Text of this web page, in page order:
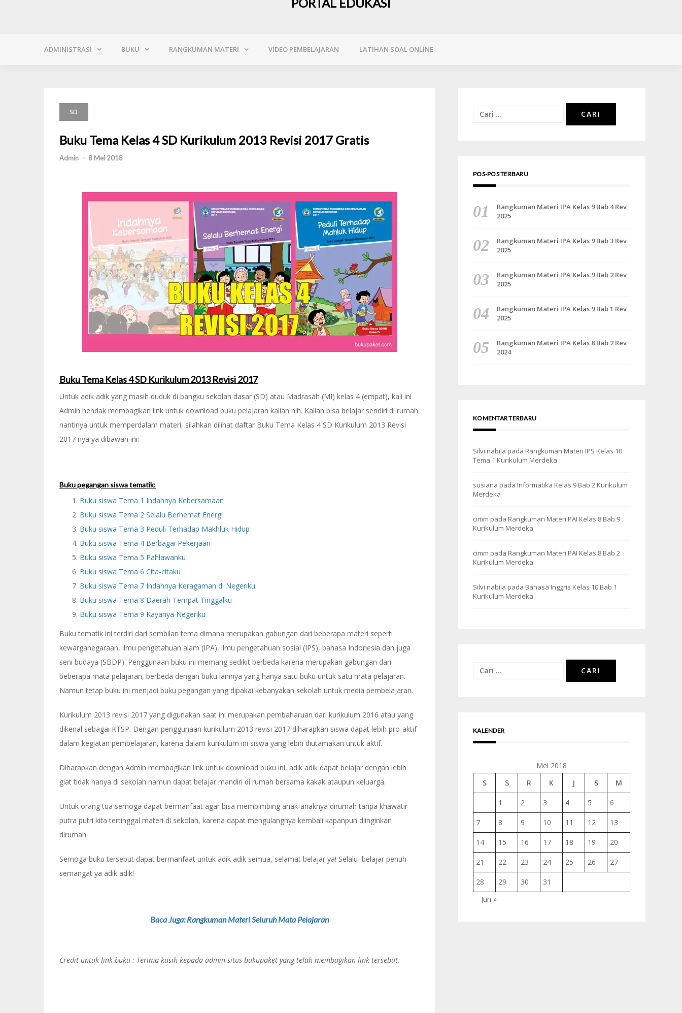
ADMINISTRASI BUKU RANGKUMAN MATERI VIDEO PEMBELAJARAN LATIHAN SOAL ONLINE
SD
Buku Tema Kelas 4 SD Kurikulum 2013 Revisi 2017 Gratis
Admin - 8 Mei 2018
Buku Tema Kelas 4 SD Kurikulum 2013 Revisi 2017
Untuk adik adik yang masih duduk di bangku sekolah dasar (SD) atau Madrasah (MI) kelas 4 (empat), kali ini
Admin hendak membagikan link untuk download buku pelajaran kalian nih. Kalian bisa belajar sendiri di rumah
nantinya untuk memperdalam materi, silahkan dilihat daftar Buku Tema Kelas 4 SD Kurikulum 2013 Revisi
2017 nya ya dibawah ini:
Buku pegangan siswa tematik:
Buku siswa Tema 1 Indahnya Kebersamaan
Buku siswa Tema 2 Selalu Berhemat Energi
Buku siswa Tema 3 Peduli Terhadap Makhluk Hidup
Buku siswa Tema 4 Berbagai Pekerjaan
Buku siswa Tema 5 Pahlawanku
Buku siswa Tema 6 Cita-citaku
Buku siswa Tema 7 Indahnya Keragaman di Negeriku
Buku siswa Tema 8 Daerah Tempat Tinggalku
Buku siswa Tema 9 Kayanya Negeriku
Buku tematik ini terdiri dari sembilan tema dimana merupakan gabungan dari beberapa materi seperti
kewarganegaraan, ilmu pengetahuan alam (IPA), ilmu pengetahuan sosial (IPS), bahasa Indonesia dan juga
seni budaya (SBDP). Penggunaan buku ini memang sedikit berbeda karena merupakan gabungan dari
beberapa mata pelajaran, berbeda dengan buku lainnya yang hanya satu buku untuk satu mata pelajaran.
Namun tetap buku ini menjadi buku pegangan yang dipakai kebanyakan sekolah untuk media pembelajaran.
Kurikulum 2013 revisi 2017 yang digunakan saat ini merupakan pembaharuan dari kurikulum 2016 atau yang
dikenal sebagai KTSP. Dengan penggunaan kurikulum 2013 revisi 2017 diharapkan siswa dapat lebih pro-aktif
dalam kegiatan pembelajaran, karena dalam kurikulum ini siswa yang lebih diutamakan untuk aktif.
Diharapkan dengan Admin membagikan link untuk download buku ini, adik adik dapat belajar dengan lebih
giat tidak hanya di sekolah namun dapat belajar mandiri di rumah bersama kakak ataupun keluarga.
Untuk orang tua semoga dapat bermanfaat agar bisa membimbing anak-anaknya dirumah tanpa khawatir
putra putri kita tertinggal materi di sekolah, karena dapat mengulangnya kembali kapanpun diinginkan
dirumah.
Semoga buku tersebut dapat bermanfaat untuk adik adik semua, selamat belajar ya! Selalu belajar penuh
semangat ya adik adik!
Baca Juga: Rangkuman Materi Seluruh Mata Pelajaran
Credit untuk link buku : Terima kasih kepada admin situs bukupaket yang telah membagikan link tersebut.
Cari
POS-POS TERBARU
Rangkuman Materi IPA Kelas 9 Bab 4 Rev
2025
Rangkuman Materi IPA Kelas 9 Bab 3 Rev
2025
Rangkuman Materi IPA Kelas 9 Bab 2 Rev
2025
Rangkuman Materi IPA Kelas 9 Bab 1 Rev
2025
Rangkuman Materi IPA Kelas 8 Bab 2 Rev
2024
KOMENTAR TERBARU
Silvi nabila pada Rangkuman Materi IPS Kelas 10
Tema 1 Kurikulum Merdeka
susiana pada Informatika Kelas 9 Bab 2 Kurikulum
Merdeka
cimm pada Rangkuman Materi PAI Kelas 8 Bab 9
Kurikulum Merdeka
cimm pada Rangkuman Materi PAI Kelas 8 Bab 2
Kurikulum Merdeka
Silvi nabila pada Bahasa Inggris Kelas 10 Bab 1
Kurikulum Merdeka
Cari
KALENDER
Mei 2018
S
S R K J S M
1 2 3 4 5 6
7 8 9 10 11 12 13
14 15 16 17 18 19 20
21 22 23 24 25 26 27
28 29 30
31
Jun »